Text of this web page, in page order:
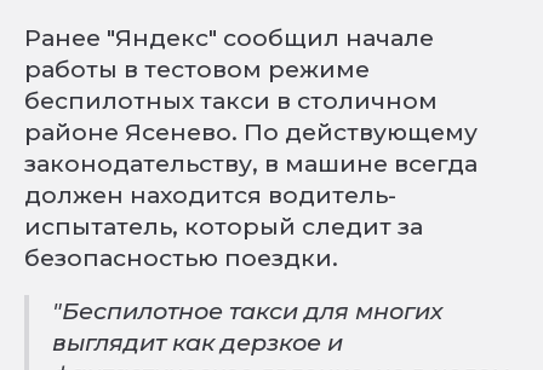
Ранее "Яндекс" сообщил начале
работы в тестовом режиме
беспилотных такси в столичном
районе Ясенево. По действующему
законодательству, в машине всегда
должен находится водитель-
испытатель, который следит за
безопасностью поездки.
"Беспилотное такси для многих
выглядит как дерзкое и